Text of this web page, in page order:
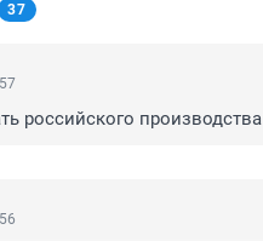
37
российского производства